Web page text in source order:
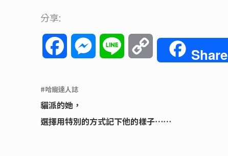
分享:
FacebookMessenger
Line
Copy
Share
#哈寵達人誌
貓派的她，
選擇用特別的方式記下他的樣子⋯⋯